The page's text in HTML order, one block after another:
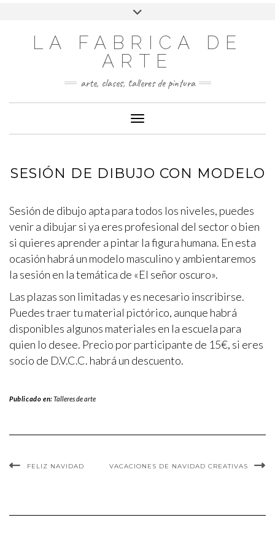
LA FABRICA DE
ARTE
arte, clases, talleres de pintura
Cambiar modo de navegación
SESIÓN DE DIBUJO CON MODELO
Sesión de dibujo apta para todos los niveles, puedes
venir a dibujar si ya eres profesional del sector o bien
si quieres aprender a pintar la figura humana. En esta
ocasión habrá un modelo masculino y ambientaremos
la sesión en la temática de «El señor oscuro».
Las plazas son limitadas y es necesario inscribirse.
Puedes traer tu material pictórico, aunque habrá
disponibles algunos materiales en la escuela para
quien lo desee. Precio por participante de 15€, si eres
socio de D.V.C.C. habrá un descuento.
Publicado en:Talleres de arte
FELIZ NAVIDAD VACACIONES DE NAVIDAD CREATIVAS